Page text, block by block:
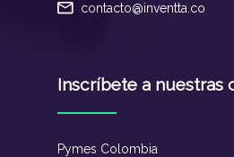
contacto@inventta.co
Inscríbete a nuestras
Pymes Colombia